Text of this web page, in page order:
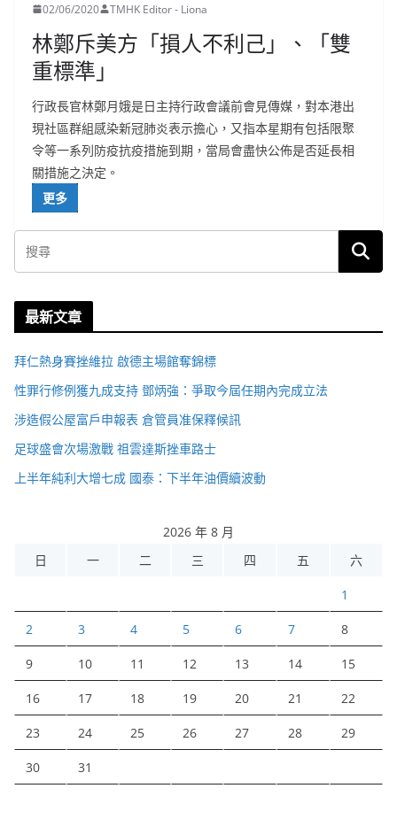
02/06/2020 TMHK Editor - Liona
林鄭斥美方「損人不利己」、「雙
重標準」
行政長官林鄭月娥是日主持行政會議前會見傳媒，對本港出
現社區群組感染新冠肺炎表示擔心，又指本星期有包括限聚
令等一系列防疫抗疫措施到期，當局會盡快公佈是否延長相
關措施之決定。
更多
最新文章
拜仁熱身賽挫維拉 啟德主場館奪錦標
性罪行修例獲九成支持 鄧炳強：爭取今屆任期內完成立法
涉造假公屋富戶申報表 倉管員准保釋候訊
足球盛會次場激戰 祖雲達斯挫車路士
上半年純利大增七成 國泰：下半年油價續波動
2026 年 8 月
日
一 二 三 四 五 六
1
2 3 4 5 6 7 8
9 10 11 12 13 14 15
16 17 18 19 20 21 22
23 24 25 26 27 28 29
30 31